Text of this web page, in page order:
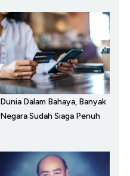
Dunia Dalam Bahaya, Banyak
Negara Sudah Siaga Penuh